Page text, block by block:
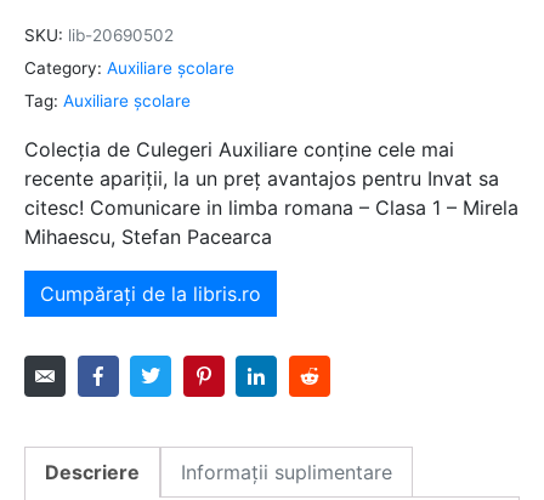
SKU: lib-20690502
Category: Auxiliare şcolare
Tag: Auxiliare şcolare
Colecția de Culegeri Auxiliare conține cele mai
recente apariții, la un preț avantajos pentru Invat sa
citesc! Comunicare in limba romana – Clasa 1 – Mirela
Mihaescu, Stefan Pacearca
Cumpărați de la libris.ro
Descriere Informații suplimentare